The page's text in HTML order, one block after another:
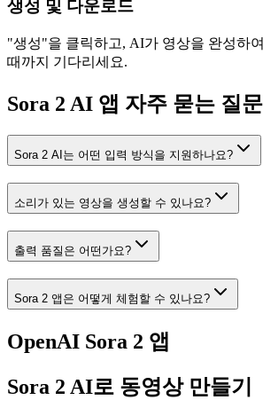
생성 및 다운로드
"생성"을 클릭하고, AI가 영상을 완성하
때까지 기다리세요.
Sora 2 AI 앱 자주 묻는 질문
Sora 2 AI는 어떤 입력 방식을 지원하나요?
소리가 있는 영상을 생성할 수 있나요?
출력 품질은 어떤가요?
Sora 2 앱은 어떻게 체험할 수 있나요?
OpenAI Sora 2 앱
Sora 2 AI로 동영상 만들기